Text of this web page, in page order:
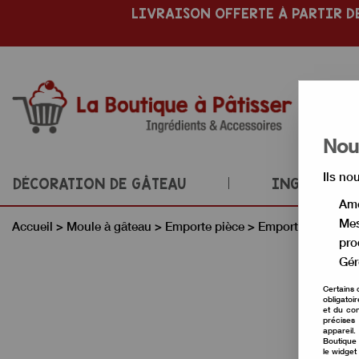
LIVRAISON OFFERTE À PARTIR
DÉCORATION DE GÂTEAU
Accueil > Moule à gâteau > Emporte pièce > Emporte pièce
Ils
Certains
et du
le widget